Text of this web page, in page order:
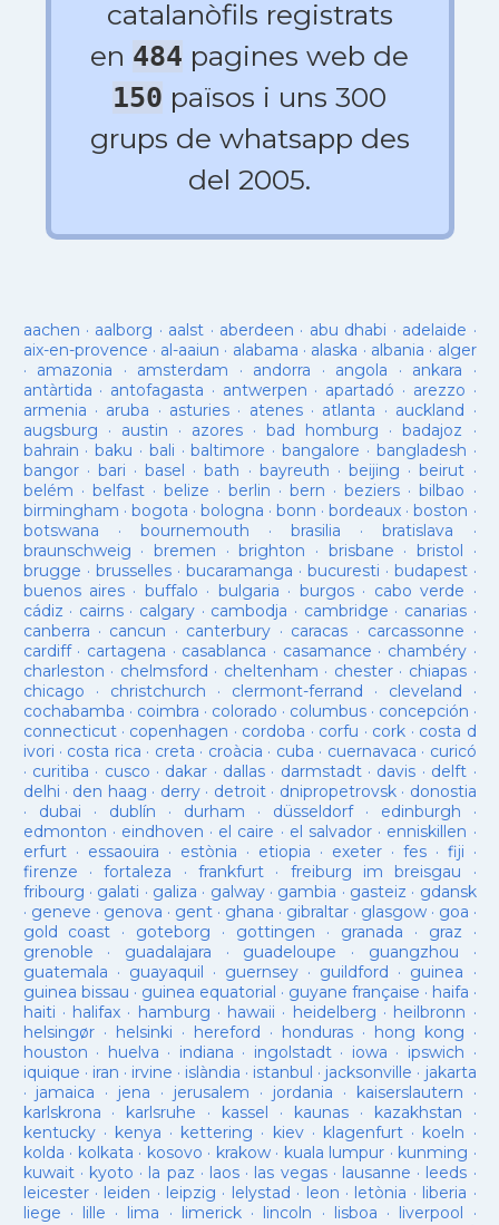
catalanòfils registrats
en 484 pagines web de
150 països i uns 300
grups de whatsapp des
del 2005.
aachen · aalborg · aalst · aberdeen · abu dhabi · adelaide ·
aix-en-provence · al-aaiun · alabama · alaska · albania · alger
· amazonia · amsterdam · andorra · angola · ankara ·
antàrtida · antofagasta · antwerpen · apartadó · arezzo ·
armenia · aruba · asturies· atenes· atlanta · auckland ·
augsburg · austin · azores·bad homburg ·badajoz ·
bahrain ·baku · bali ·baltimore ·bangalore · bangladesh ·
bangor· bari ·basel ·bath · bayreuth ·beijing ·beirut ·
belém · belfast· belize · berlin ·bern ·beziers ·bilbao ·
birmingham · bogota · bologna ·bonn ·bordeaux ·boston ·
botswana · bournemouth ·brasilia ·bratislava ·
braunschweig · bremen ·brighton · brisbane · bristol ·
brugge · brusselles· bucaramanga · bucuresti · budapest·
buenos aires· buffalo · bulgaria · burgos· cabo verde ·
cádiz · cairns· calgary · cambodja · cambridge · canarias·
canberra · cancun · canterbury · caracas · carcassonne ·
cardiff· cartagena · casablanca · casamance · chambéry·
charleston · chelmsford · cheltenham · chester· chiapas ·
chicago · christchurch · clermont-ferrand · cleveland ·
cochabamba · coimbra · colorado · columbus· concepción ·
connecticut· copenhagen · cordoba · corfu · cork · costa d
ivori · costa rica · creta · croàcia · cuba · cuernavaca · curicó
· curitiba · cusco · dakar · dallas · darmstadt· davis · delft ·
delhi · den haag · derry· detroit· dnipropetrovsk· donostia
· dubai · dublín · durham · düsseldorf· edinburgh ·
edmonton · eindhoven · el caire · el salvador · enniskillen ·
erfurt· essaouira · estònia · etiopia · exeter· fes· fiji ·
firenze ·fortaleza · frankfurt· freiburg im breisgau ·
fribourg · galati · galiza · galway· gambia · gasteiz · gdansk
· geneve · genova · gent· ghana · gibraltar· glasgow· goa ·
gold coast · goteborg · gottingen · granada · graz ·
grenoble · guadalajara · guadeloupe · guangzhou ·
guatemala · guayaquil · guernsey· guildford · guinea ·
guinea bissau · guinea equatorial · guyane française · haifa ·
haiti · halifax · hamburg · hawaii · heidelberg · heilbronn ·
helsingør· helsinki · hereford · honduras· hong kong ·
houston · huelva · indiana · ingolstadt· iowa · ipswich ·
iquique · iran · irvine · islàndia · istanbul · jacksonville · jakarta
· jamaica · jena · jerusalem · jordania · kaiserslautern ·
karlskrona · karlsruhe · kassel · kaunas· kazakhstan ·
kentucky· kenya · kettering · kiev· klagenfurt · koeln ·
kolda · kolkata · kosovo · krakow· kuala lumpur · kunming ·
kuwait· kyoto · la paz · laos· las vegas· lausanne · leeds ·
leicester· leiden · leipzig · lelystad · leon · letònia · liberia ·
liege · lille · lima · limerick· lincoln · lisboa · liverpool ·